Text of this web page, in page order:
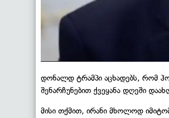
დონალდ ტრამპი აცხადებს, რომ
შენარჩუნებით ქვეყანა დღეში
მისი თქმით, ირანი მხოლოდ